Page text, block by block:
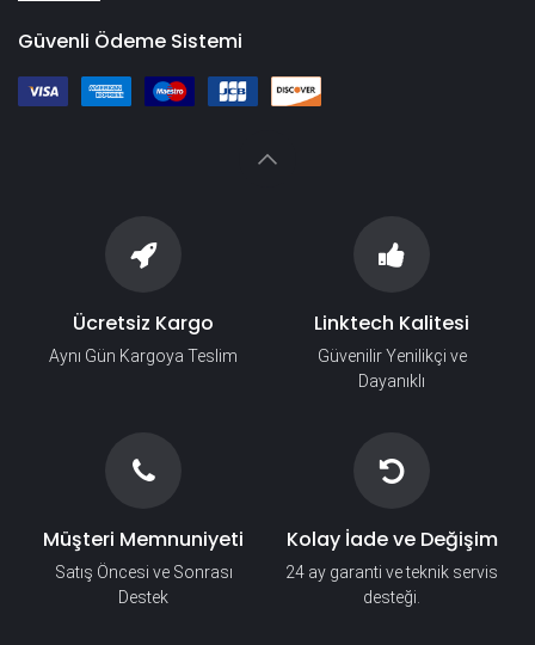
Güvenli Ödeme Sistemi
Ücretsiz Kargo
Aynı Gün Kargoya Teslim
Linktech Kalitesi
Güvenilir Yenilikçi ve
Dayanıklı
Müşteri Memnuniyeti
Satış Öncesi ve Sonrası
Destek
Kolay İade ve Değişim
24 ay garanti ve teknik servis
desteği.